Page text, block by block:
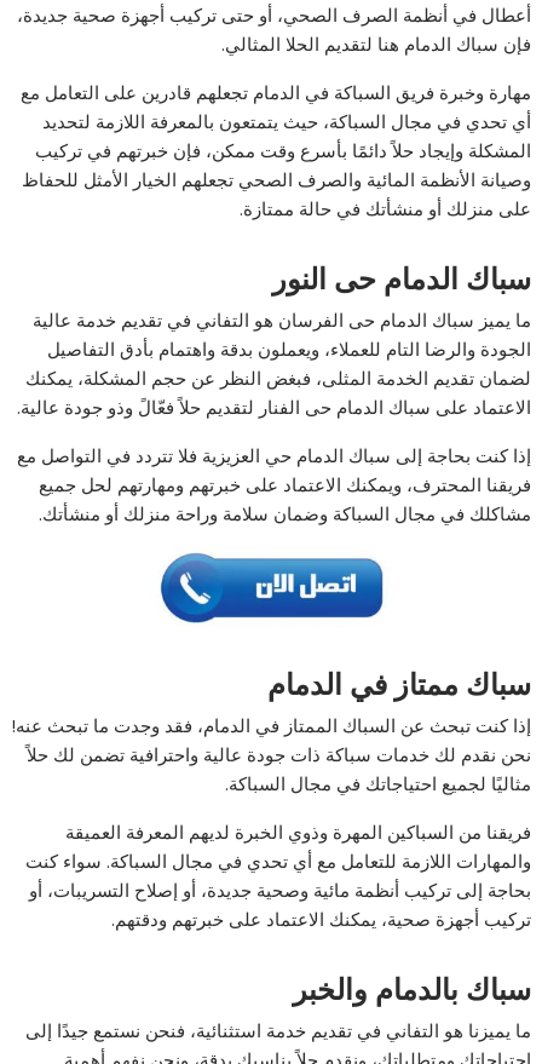
أعطال في أنظمة الصرف الصحي، أو حتى تركيب أجهزة صحية جديدة،
فإن سباك الدمام هنا لتقديم الحلا المثالي.
مهارة وخبرة فريق السباكة في الدمام تجعلهم قادرين على التعامل مع
أي تحدي في مجال السباكة، حيث يتمتعون بالمعرفة اللازمة لتحديد
المشكلة وإيجاد حلاً دائمًا بأسرع وقت ممكن، فإن خبرتهم في تركيب
وصيانة الأنظمة المائية والصرف الصحي تجعلهم الخيار الأمثل للحفاظ
على منزلك أو منشأتك في حالة ممتازة.
سباك الدمام حى النور
ما يميز سباك الدمام حى الفرسان هو التفاني في تقديم خدمة عالية
الجودة والرضا التام للعملاء، ويعملون بدقة واهتمام بأدق التفاصيل
لضمان تقديم الخدمة المثلى، فبغض النظر عن حجم المشكلة، يمكنك
الاعتماد على سباك الدمام حى الفنار لتقديم حلاً فعّالً وذو جودة عالية.
إذا كنت بحاجة إلى سباك الدمام حي العزيزية فلا تتردد في التواصل مع
فريقنا المحترف، ويمكنك الاعتماد على خبرتهم ومهارتهم لحل جميع
مشاكلك في مجال السباكة وضمان سلامة وراحة منزلك أو منشأتك.
سباك ممتاز في الدمام
إذا كنت تبحث عن السباك الممتاز في الدمام، فقد وجدت ما تبحث عنه!
نحن نقدم لك خدمات سباكة ذات جودة عالية واحترافية تضمن لك حلاً
مثاليًا لجميع احتياجاتك في مجال السباكة.
فريقنا من السباكين المهرة وذوي الخبرة لديهم المعرفة العميقة
والمهارات اللازمة للتعامل مع أي تحدي في مجال السباكة. سواء كنت
بحاجة إلى تركيب أنظمة مائية وصحية جديدة، أو إصلاح التسريبات، أو
تركيب أجهزة صحية، يمكنك الاعتماد على خبرتهم ودقتهم.
سباك بالدمام والخبر
ما يميزنا هو التفاني في تقديم خدمة استثنائية، فنحن نستمع جيدًا إلى